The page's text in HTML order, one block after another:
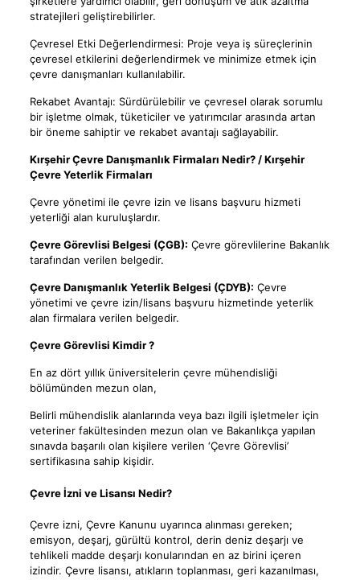
stratejileri geliştirebilirler.
Çevresel Etki Değerlendirmesi: Proje veya iş süreçlerinin
çevresel etkilerini değerlendirmek ve minimize etmek için
çevre danışmanları kullanılabilir.
Rekabet Avantajı: Sürdürülebilir ve çevresel olarak sorumlu
bir işletme olmak, tüketiciler ve yatırımcılar arasında artan
bir öneme sahiptir ve rekabet avantajı sağlayabilir.
Kırşehir Çevre Danışmanlık Firmaları Nedir? / Kırşehir
Çevre Yeterlik Firmaları
Çevre yönetimi ile çevre izin ve lisans başvuru hizmeti
yeterliği alan kuruluşlardır.
Çevre Görevlisi Belgesi (ÇGB): Çevre görevlilerine Bakanlık
tarafından verilen belgedir.
Çevre Danışmanlık Yeterlik Belgesi (ÇDYB): Çevre
yönetimi ve çevre izin/lisans başvuru hizmetinde yeterlik
alan firmalara verilen belgedir.
Çevre Görevlisi Kimdir ?
En az dört yıllık üniversitelerin çevre mühendisliği
bölümünden mezun olan,
Belirli mühendislik alanlarında veya bazı ilgili işletmeler için
veteriner fakültesinden mezun olan ve Bakanlıkça yapılan
sınavda başarılı olan kişilere verilen ‘Çevre Görevlisi’
sertifikasına sahip kişidir.
Çevre İzni ve Lisansı Nedir?
Çevre izni, Çevre Kanunu uyarınca alınması gereken;
emisyon, deşarj, gürültü kontrol, derin deniz deşarjı ve
tehlikeli madde deşarjı konularından en az birini içeren
izindir. Çevre lisansı, atıkların toplanması, geri kazanılması,